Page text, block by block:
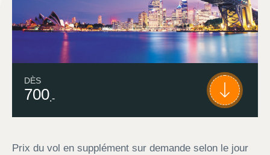
DÈS
700.-
Prix du vol en supplément sur demande selon le jour